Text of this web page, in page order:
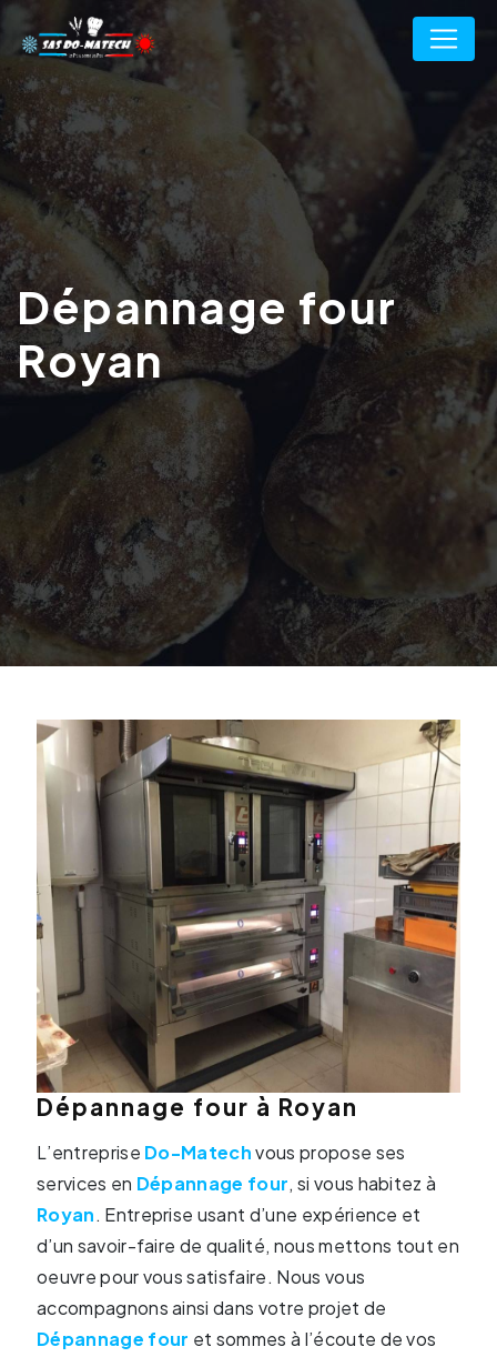
Dépannage four
Royan
Dépannage four à Royan
L’entreprise Do-Matechvous propose ses
services en Dépannage four, si vous habitez à
Royan. Entreprise usant d’une expérience et
d’un savoir-faire de qualité, nous mettons tout en
oeuvre pour vous satisfaire. Nous vous
accompagnons ainsi dans votre projet de
Dépannage four et sommes à l’écoute de vos
Panneau de gestion des cookies